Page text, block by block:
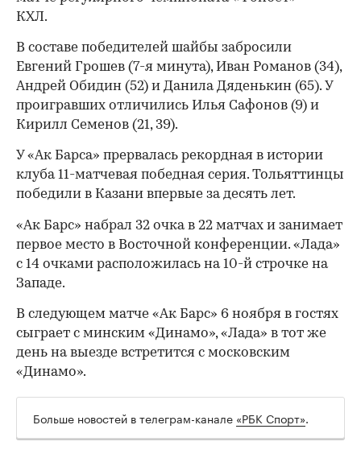
КХЛ.
В составе победителей шайбы забросили
Евгений Грошев (7-я минута), Иван Романов (34),
Андрей Обидин (52) и Данила Дяденькин (65). У
проигравших отличились Илья Сафонов (9) и
Кирилл Семенов (21, 39).
У «Ак Барса» прервалась рекордная в истории
клуба 11-матчевая победная серия. Тольяттинцы
победили в Казани впервые за десять лет.
«Ак Барс» набрал 32 очка в 22 матчах и занимает
первое место в Восточной конференции. «Лада»
с 14 очками расположилась на 10-й строчке на
Западе.
В следующем матче «Ак Барс» 6 ноября в гостях
сыграет с минским «Динамо», «Лада» в тот же
день на выезде встретится с московским
«Динамо».
Больше новостей в телеграм-канале «РБК Спорт».